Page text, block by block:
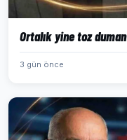
Ortalık yine toz duman
3 gün önce